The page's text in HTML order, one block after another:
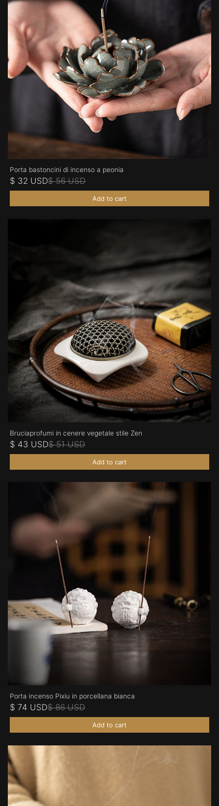
Porta bastoncini di incenso a peonia
$ 32 USD$ 56 USD
Add to cart
Bruciaprofumi in cenere vegetale stile Zen
$ 43 USD$ 51 USD
Add to cart
Porta incenso Pixiu in porcellana bianca
$ 74 USD$ 86 USD
Add to cart